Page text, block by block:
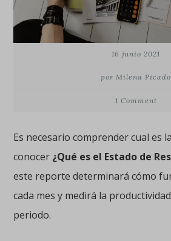
16 junio 2021
por Milena Picado
1 Comment
Es necesario comprender cual es
conocer ¿Qué es el Estado de
este reporte determinará cómo
cada mes y medirá la
periodo.